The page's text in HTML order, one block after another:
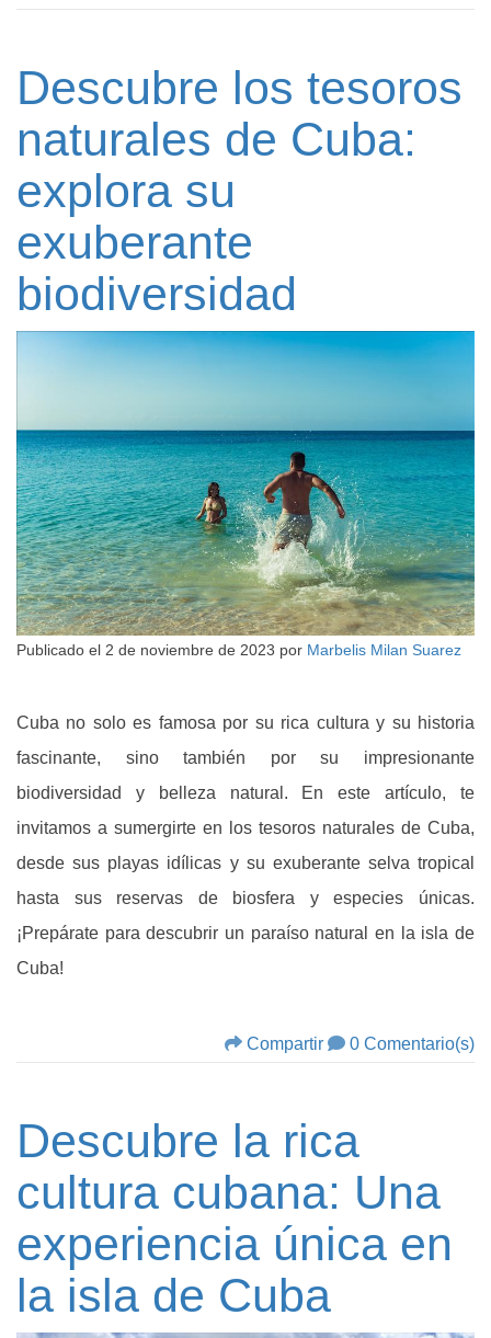
Descubre los tesoros
naturales de Cuba:
explora su
exuberante
biodiversidad
Publicado el 2 de noviembre de 2023 por Marbelis Milan Suarez
Cuba no solo es famosa por su rica cultura y su historia
fascinante, sino también por su impresionante
biodiversidad y belleza natural. En este artículo, te
invitamos a sumergirte en los tesoros naturales de Cuba,
desde sus playas idílicas y su exuberante selva tropical
hasta sus reservas de biosfera y especies únicas.
¡Prepárate para descubrir un paraíso natural en la isla de
Cuba!
Compartir 0 Comentario(s)
Descubre la rica
cultura cubana: Una
experiencia única en
la isla de Cuba